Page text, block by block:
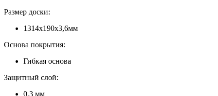
Размер доски:
1314х190х3,6мм
Основа покрытия:
Гибкая основа
Защитный слой:
0,3 мм